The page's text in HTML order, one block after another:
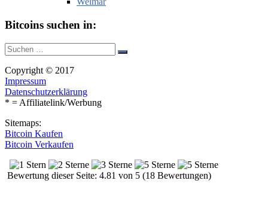
Bitcoins suchen in:
Suche
nach:
Suchen
Copyright © 2017
Impressum
Datenschutzerklärung
* = Affiliatelink/Werbung
Sitemaps:
Bitcoin Kaufen
Bitcoin Verkaufen
Bewertung dieser Seite: 4.81 von 5 (18 Bewertungen)